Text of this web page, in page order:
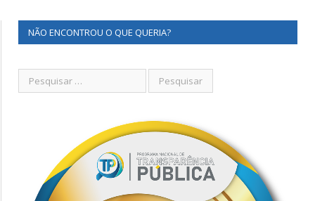
NÃO ENCONTROU O QUE QUERIA?